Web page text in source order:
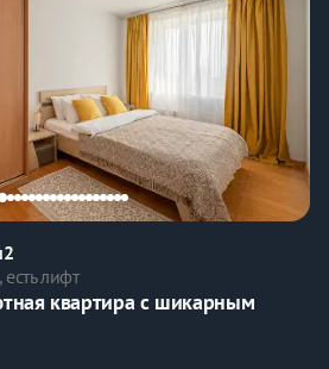
лифт
квартира с шикарным